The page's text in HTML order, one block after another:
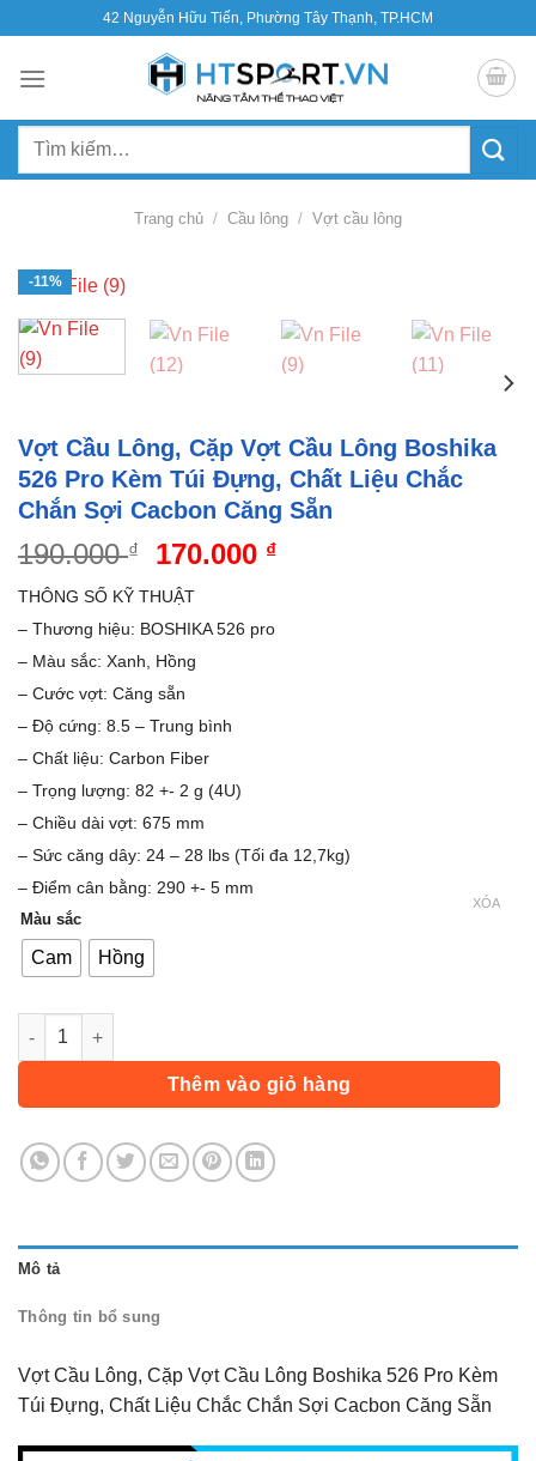
nội
42 Nguyễn Hữu Tiến, Phường Tây Thạnh, TP.HCM
Tìm
Trang chủ / Cầu lông / Vợt cầu lông
-11%
Vợt Cầu Lông, Cặp Vợt Cầu Lông Boshika
526 Pro Kèm Túi Đựng, Chất Liệu Chắc
Chắn Sợi Cacbon Căng Sẵn
190.000₫
Giá
gốc
là:
190.000 ₫.
170.000 ₫Giá
THÔNG SỐ KỸ THUẬT
– Thương hiệu: BOSHIKA 526 pro
– Màu sắc: Xanh, Hồng
– Cước vợt: Căng sẵn
– Độ cứng: 8.5 – Trung bình
– Chất liệu: Carbon Fiber
– Trọng lượng: 82 +- 2 g (4U)
– Chiều dài vợt: 675 mm
– Sức căng dây: 24 – 28 lbs (Tối đa 12,7kg)
– Điểm cân bằng: 290 +- 5 mm
Màu sắc
Cam Hồng
XÓA
Vợt Cầu Lông, Cặp Vợt Cầu Lông Boshika 526 Pro Kèm Túi
Thêm vào giỏ hàng
Mô tả
Thông tin bổ sung
Vợt Cầu Lông, Cặp Vợt Cầu Lông Boshika 526 Pro Kèm
Túi Đựng, Chất Liệu Chắc Chắn Sợi Cacbon Căng Sẵn